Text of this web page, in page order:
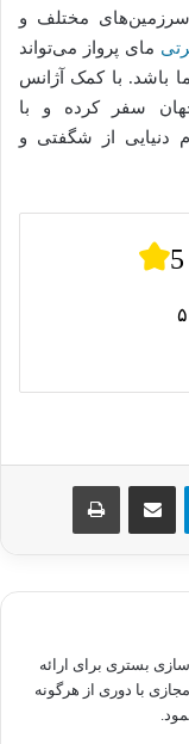
سرزمین‌های مختلف و
مای پرواز می‌تواند
باشد. با کمک آژانس
سفر کرده و با
دنیایی از شگفتی و
5
تلگرام اشتراک گذاری از طریق ایمیل چاپ
با هدف فراهم سازی بستری برای ارائه
با دوری از هرگونه